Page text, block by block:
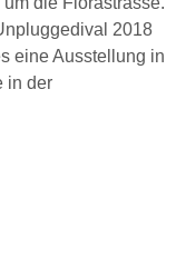
2018
eine Ausstellung in
in der